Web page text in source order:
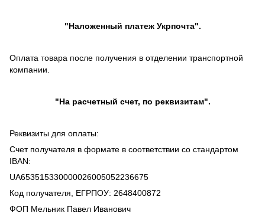
"Наложенный платежУкрпочта".
Оплата товара после получения в отделении транспортной
компании.
"На расчетный счет, по реквизитам".
Реквизиты для оплаты:
Счет получателя в формате в соответствии со стандартом
IBAN:
UA653515330000026005052236675
Код получателя, ЕГРПОУ: 2648400872
ФОП Мельник Павел Иванович